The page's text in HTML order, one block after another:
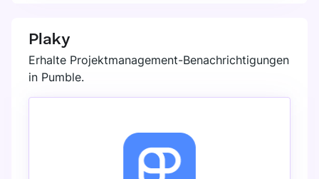
Plaky
Erhalte Projektmanagement-Benachrichtigungen
in Pumble.